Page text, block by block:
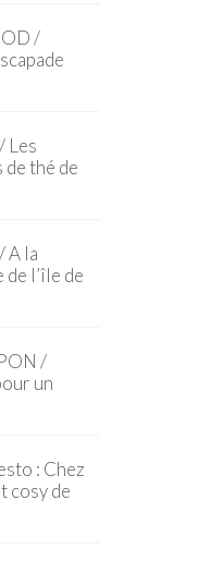
/
Les
thé de
A la
l’île de
/
un
: Chez
cosy de